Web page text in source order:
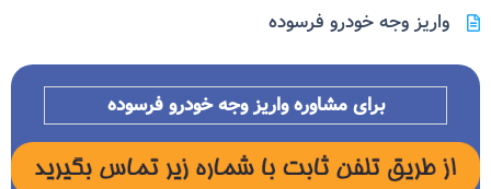
واریز وجه خودرو فرسوده
برای مشاوره واریز وجه خودرو فرسوده